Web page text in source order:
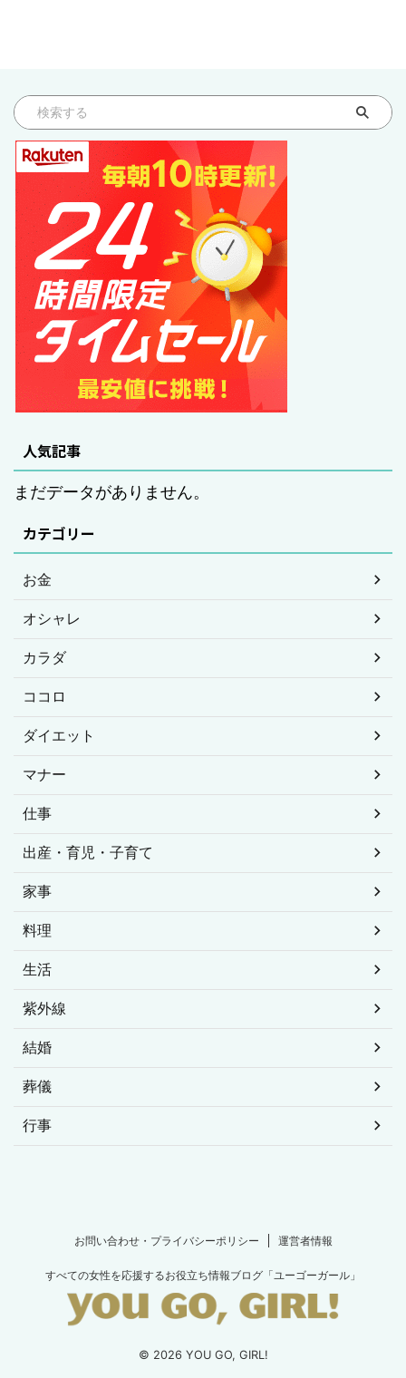
人気記事
まだデータがありません。
カテゴリー
お金
オシャレ
カラダ
ココロ
ダイエット
マナー
仕事
出産・育児・子育て
家事
料理
生活
紫外線
結婚
葬儀
行事
お問い合わせ・プライバシーポリシー 運営者情報
すべての女性を応援するお役立ち情報ブログ「ユーゴーガール」
© 2026 YOU GO, GIRL!